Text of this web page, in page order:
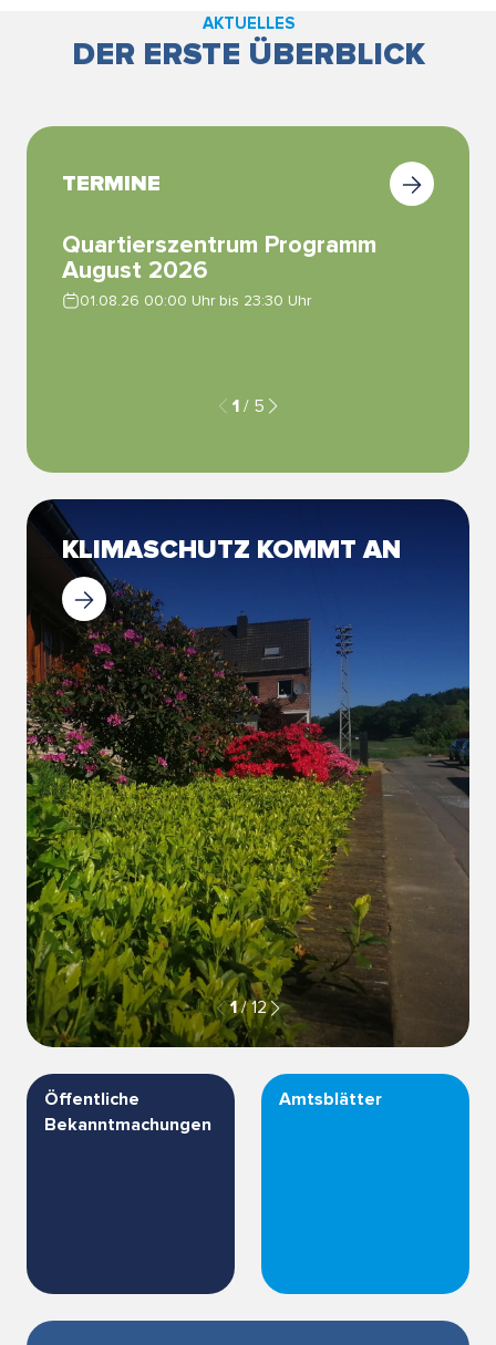
AKTUELLES
DER ERSTE ÜBERBLICK
TERMINE
Quartierszentrum Programm
August 2026
01.08.26 00:00 Uhr bis 23:30 Uhr
1/ 5
KLIMASCHUTZ KOMMT AN
1/12
Öffentliche
Bekanntmachungen
Amtsblätter